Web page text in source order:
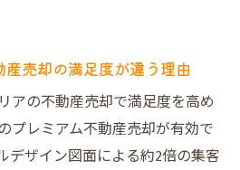
が売主と買主の信頼を生む
ブル回避に役立つ調査内容
売却の満足度が違う理由
アの不動産売却で満足度を高め
プレミアム不動産売却が有効で
デザイン図面による約2倍の集客